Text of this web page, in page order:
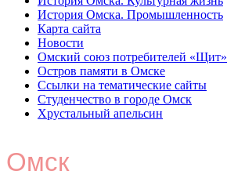
История Омска. Промышленность
Карта сайта
Новости
Омский союз потребителей «Щит»
Остров памяти в Омске
Ссылки на тематические сайты
Студенчество в городе Омск
Хрустальный апельсин
Омск